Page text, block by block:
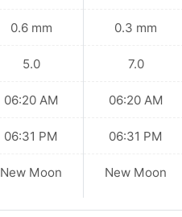
0.6 mm
5.0
06:20 AM
06:31 PM
New Moon
0.3 mm
7.0
06:20 AM
06:31 PM
New Moon